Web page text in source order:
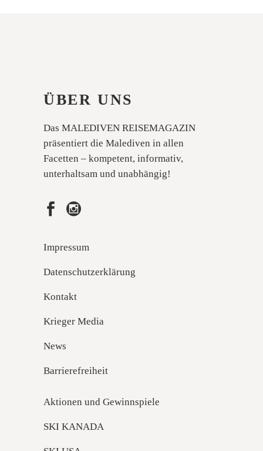
ÜBER UNS
Das MALEDIVEN REISEMAGAZIN
präsentiert die Malediven in allen
Facetten – kompetent, informativ,
unterhaltsam und unabhängig!
Impressum
Datenschutzerklärung
Kontakt
Krieger Media
News
Barrierefreiheit
Aktionen und Gewinnspiele
SKI KANADA